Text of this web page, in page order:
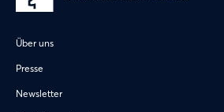
Über uns
Presse
Newsletter